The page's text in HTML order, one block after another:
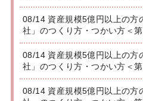
08/14 資産規模5億円以上の方
社」のつくり方・つかい方＜
08/14 資産規模5億円以上の方
社」のつくり方・つかい方＜
08/14 資産規模5億円以上の方